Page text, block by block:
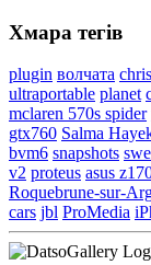
Хмара тегів
plugin волчата
ultraportable planet
mclaren 570s spider
gtx760 Salma
bvm6 snapshots
v2 proteus asus
Roquebrune-sur-
cars jbl ProMedia